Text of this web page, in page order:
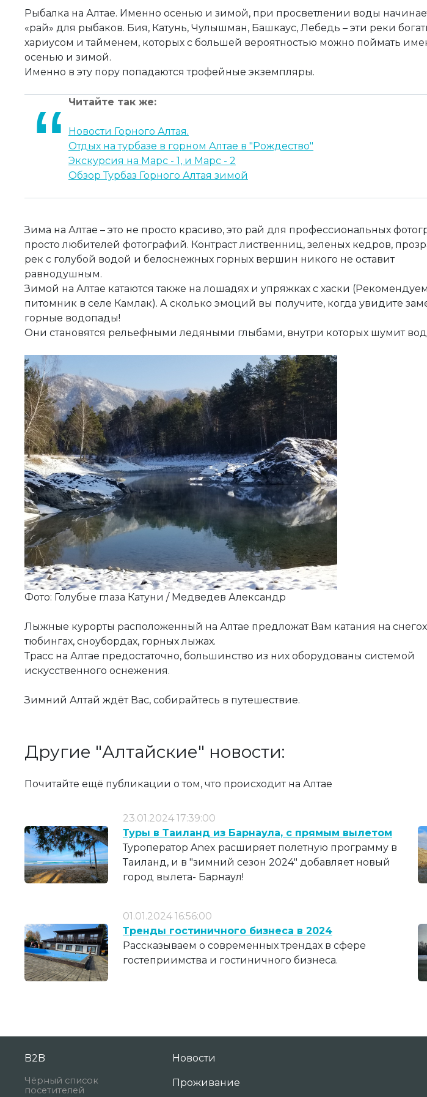
Рыбалка на Алтае. Именно осенью и зимой, при просветлении воды
«рай» для рыбаков. Бия, Катунь, Чулышман, Башкаус, Лебедь – эти реки
хариусом и тайменем, которых с большей вероятностью можно поймать
осенью и зимой.
Именно в эту пору попадаются трофейные экземпляры.
Читайте так же:
Новости Горного Алтая.
Отдых на турбазе в горном Алтае в "Рождество"
Экскурсия на Марс - 1, и Марс - 2
ОбзорТурбаз Горного Алтая зимой
Зима на Алтае – это не просто красиво, это рай для профессиональных
просто любителей фотографий. Контраст лиственниц, зеленых кедров,
рек с голубой водой и белоснежных горных вершин никого не оставит
равнодушным.
Зимой на Алтае катаются также на лошадях и упряжках с хаски (Рекомендуем
питомник в селе Камлак). А сколько эмоций вы получите, когда увидите
горные водопады!
Они становятся рельефными ледяными глыбами, внутри которых шумит
Фото: Голубые глаза Катуни / Медведев Александр
Лыжные курорты расположенный на Алтае предложат Вам катания на
тюбингах, сноубордах, горных лыжах.
Трасс на Алтае предостаточно, большинство из них оборудованы системой
искусственного оснежения.
Зимний Алтай ждёт Вас, собирайтесь в путешествие.
Другие "Алтайские" новости:
Почитайте ещё публикации о том, что происходит на Алтае
23.01.2024 17:39:00
Туры в Таиланд из Барнаула, с прямым вылетом
Туроператор Anex расширяет полетную программу в
Таиланд, и в "зимний сезон 2024" добавляет новый
город вылета- Барнаул!
01.01.2024 16:56:00
Тренды гостиничного бизнеса в 2024
Рассказываем о современных трендах в сфере
гостеприимства и гостиничного бизнеса.
B2B
Чёрный список
посетителей
Новости
Проживание